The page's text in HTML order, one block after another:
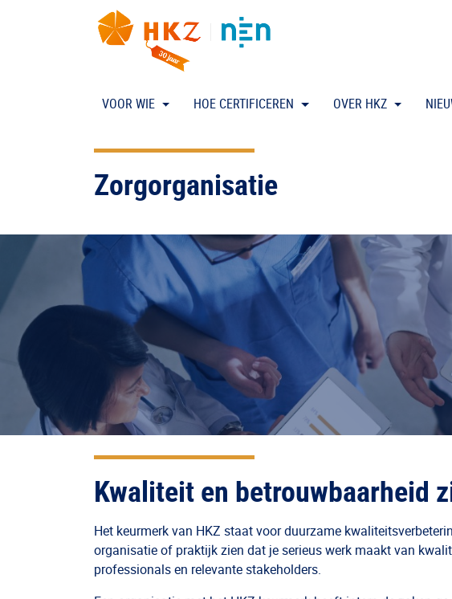
VOOR WIE HOE CERTIFICEREN OVER HKZ
Zorgorganisatie
Kwaliteit en betrouwbaarheid
Het keurmerk van HKZ staat voor duurzame
organisatie of praktijk zien dat je serieus werk maakt van
professionals en relevante stakeholders.